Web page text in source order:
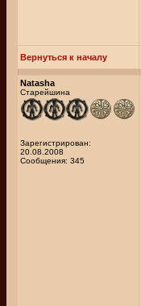
Вернуться к началу
Natasha
Старейшина
Зарегистрирован:
20.08.2008
Сообщения: 345